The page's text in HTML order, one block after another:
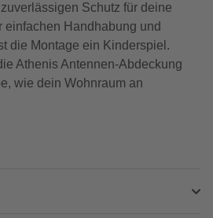
Schutz für deine
einfachen Handhabung und
die Montage ein Kinderspiel.
Athenis Antennen-Abdeckung
wie dein Wohnraum an